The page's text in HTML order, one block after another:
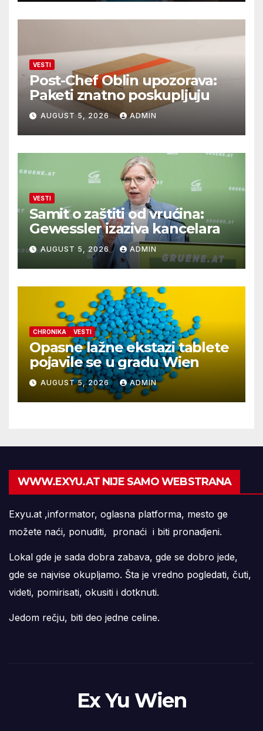
VESTI
Post-Chef Oblin upozorava:
Paketi znatno poskupljuju
AUGUST 5, 2026 ADMIN
VESTI
Samit o zaštiti od vrućina:
Gewessler izaziva kancelara
AUGUST 5, 2026 ADMIN
CHRONIKA VESTI
Opasne lažne ekstazi tablete
pojavile se u gradu Wien
AUGUST 5, 2026 ADMIN
WWW.EXYU.AT NIJE SAMO WEBSTRANA
Exyu.at ,informator, oglasna platforma, mesto ge
možete naći, ponuditi, pronaći i biti pronadjeni.
Lokal gde je sada dobra zabava, gde se dobro jede,
gde se najvise okupljamo. Šta je vredno pogledati, čuti,
videti, pomirisati, okusiti i dotknuti.
Jedom rečju, biti deo jedne celine.
Ex Yu Wien